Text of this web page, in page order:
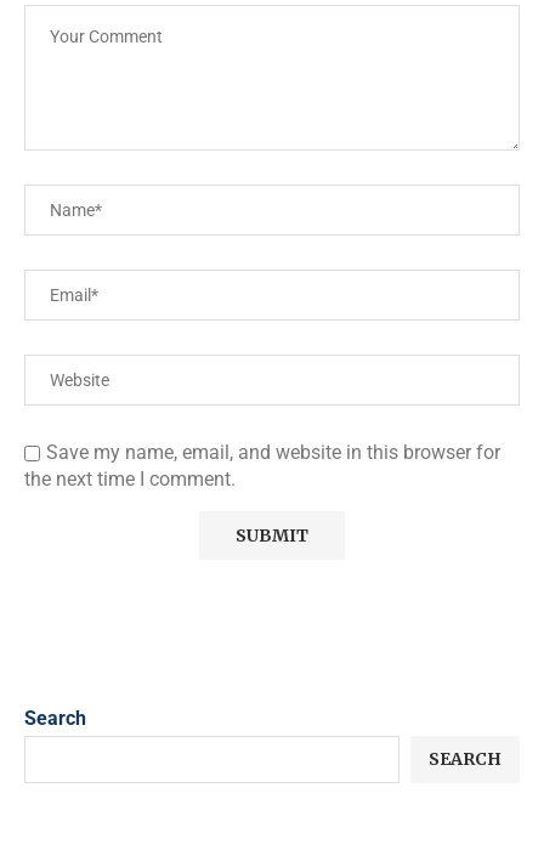
Save my name, email, and website in this browser for
the next time I comment.
Search
SEARCH